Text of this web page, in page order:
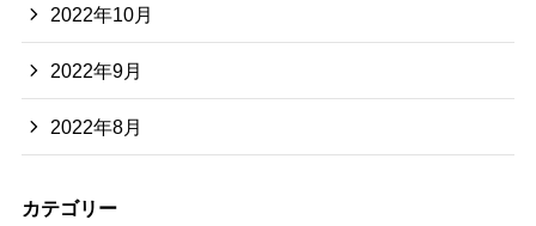
2022年10月
2022年9月
2022年8月
カテゴリー